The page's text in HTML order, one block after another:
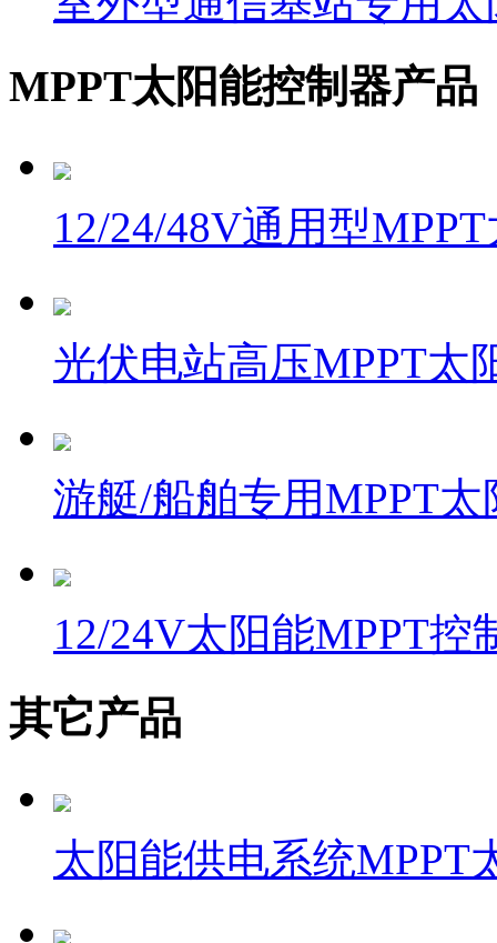
MPPT太阳能控制器产品
12/24/48V通用型
光伏电站高压MPPT太
游艇/船舶专用MPPT
12/24V太阳能MPPT控
其它产品
太阳能供电系统MPPT